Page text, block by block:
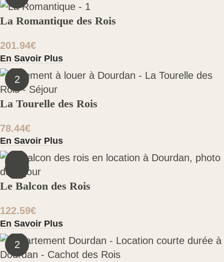
La Romantique des Rois
201.94€
En Savoir Plus
2
La Tourelle des Rois
78.44€
En Savoir Plus
Le Balcon des Rois
122.59€
En Savoir Plus
2